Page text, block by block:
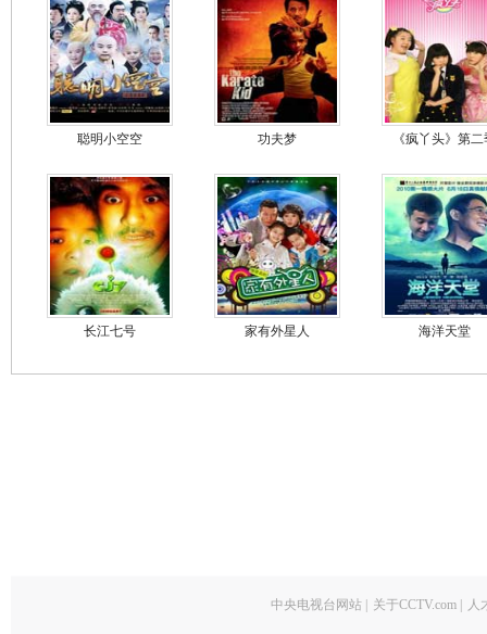
聪明小空空 功夫梦 《疯丫头》第二
长江七号 家有外星人 海洋天堂
中央电视台网站 关于CCTV.com 人